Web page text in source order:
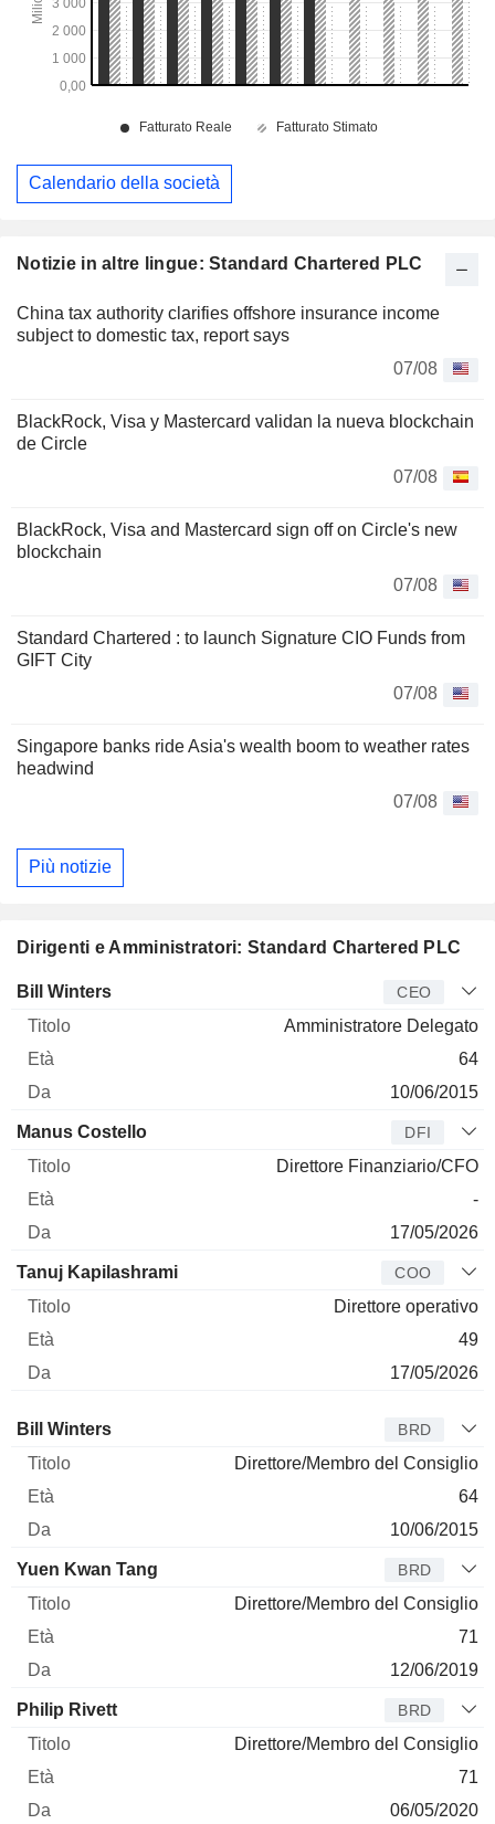
Notizie in altre lingue: Standard Chartered PLC
China tax authority clarifies offshore insurance income
subject to domestic tax, report says
07/08
BlackRock, Visa y Mastercard validan la nueva blockchain
de Circle
07/08
BlackRock, Visa and Mastercard sign off on Circle's new
blockchain
07/08
Standard Chartered : to launch Signature CIO Funds from
GIFT City
07/08
Singapore banks ride Asia's wealth boom to weather rates
headwind
07/08
Più notizie
Dirigenti e Amministratori: Standard Chartered PLC
Manager Titolo
Bill Winters CEO
Amministratore Delegato
64
10/06/2015
Manus Costello DFI
Direttore Finanziario/CFO
-
17/05/2026
Tanuj Kapilashrami COO
Direttore operativo
49
17/05/2026
Amministratore
Bill Winters BRD
Direttore/Membro del Consiglio
64
10/06/2015
Yuen Kwan Tang BRD
Direttore/Membro del Consiglio
71
12/06/2019
Philip Rivett BRD
Direttore/Membro del Consiglio
71
06/05/2020
Calendario della società